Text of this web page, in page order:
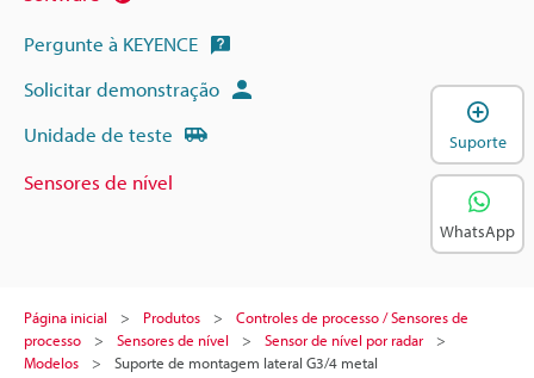
Pergunte à KEYENCE
Solicitar demonstração
Unidade de teste
Sensores de nível
Página inicial Produtos
Controles de processo / Sensores de
processo
Sensores de nível
Sensor de nível por radar
Modelos
Suporte de montagem lateral G3/4 metal
Suporte
WhatsApp